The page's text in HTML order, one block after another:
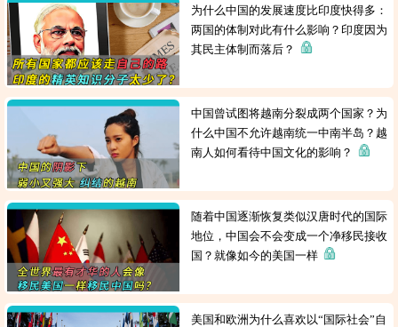
为什么中国的发展速度比印度快得多：
两国的体制对此有什么影响？印度因为
其民主体制而落后？
中国曾试图将越南分裂成两个国家？为
什么中国不允许越南统一中南半岛？越
南人如何看待中国文化的影响？
随着中国逐渐恢复类似汉唐时代的国际
地位，中国会不会变成一个净移民接收
国？就像如今的美国一样
美国和欧洲为什么喜欢以“国际社会”自